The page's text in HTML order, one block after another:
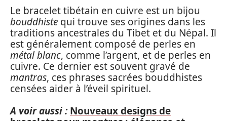
Le bracelet tibétain en cuivre est un bijou
bouddhiste qui trouve ses origines dans les
traditions ancestrales du Tibet et du Népal. Il
est généralement composé de perles en
métal blanc, comme l’argent, et de perles en
cuivre. Ce dernier est souvent gravé de
mantras, ces phrases sacrées bouddhistes
censées aider à l’éveil spirituel.
A voir aussi : Nouveaux designs de